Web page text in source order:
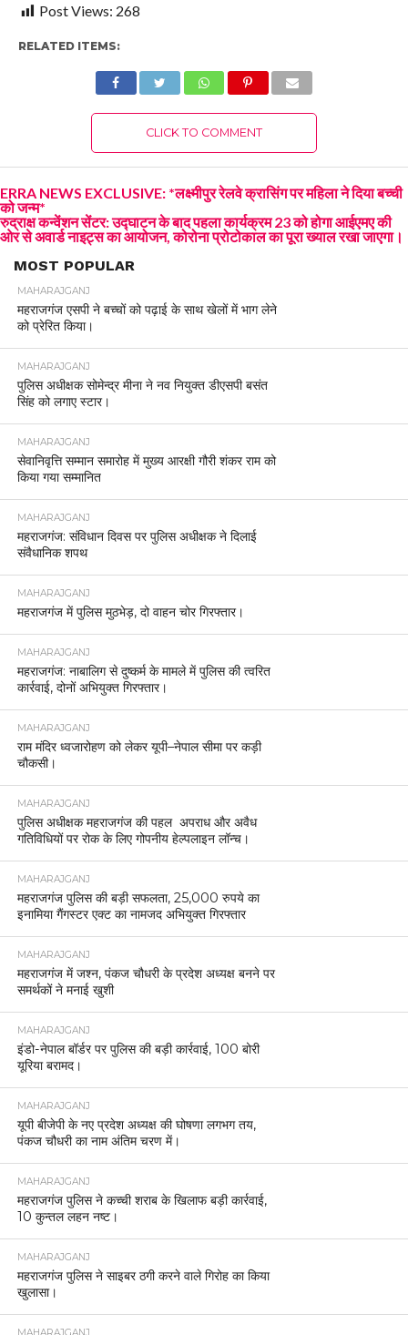
Post Views: 268
RELATED ITEMS:
CLICK TO COMMENT
ERRA NEWS EXCLUSIVE: *लक्ष्मीपुर रेलवे क्रासिंग पर महिला ने दिया बच्ची
को जन्म*
रुद्राक्ष कन्वेंशन सेंटर: उद्घाटन के बाद पहला कार्यक्रम 23 को होगा आईएमए की
ओर से अवार्ड नाइट्स का आयोजन, कोरोना प्रोटोकाल का पूरा ख्याल रखा जाएगा।
MOST POPULAR
MAHARAJGANJ
महराजगंज एसपी ने बच्चों को पढ़ाई के साथ खेलों में भाग लेने
को प्रेरित किया।
MAHARAJGANJ
पुलिस अधीक्षक सोमेन्द्र मीना ने नव नियुक्त डीएसपी बसंत
सिंह को लगाए स्टार।
MAHARAJGANJ
सेवानिवृत्ति सम्मान समारोह में मुख्य आरक्षी गौरी शंकर राम को
किया गया सम्मानित
MAHARAJGANJ
महराजगंज: संविधान दिवस पर पुलिस अधीक्षक ने दिलाई
संवैधानिक शपथ
MAHARAJGANJ
महराजगंज में पुलिस मुठभेड़, दो वाहन चोर गिरफ्तार।
MAHARAJGANJ
महराजगंज: नाबालिग से दुष्कर्म के मामले में पुलिस की त्वरित
कार्रवाई, दोनों अभियुक्त गिरफ्तार।
MAHARAJGANJ
राम मंदिर ध्वजारोहण को लेकर यूपी–नेपाल सीमा पर कड़ी
चौकसी।
MAHARAJGANJ
पुलिस अधीक्षक महराजगंज की पहल अपराध और अवैध
गतिविधियों पर रोक के लिए गोपनीय हेल्पलाइन लॉन्च।
MAHARAJGANJ
महराजगंज पुलिस की बड़ी सफलता, 25,000 रुपये का
इनामिया गैंगस्टर एक्ट का नामजद अभियुक्त गिरफ्तार
MAHARAJGANJ
महराजगंज में जश्न, पंकज चौधरी के प्रदेश अध्यक्ष बनने पर
समर्थकों ने मनाई खुशी
MAHARAJGANJ
इंडो-नेपाल बॉर्डर पर पुलिस की बड़ी कार्रवाई, 100 बोरी
यूरिया बरामद।
MAHARAJGANJ
यूपी बीजेपी के नए प्रदेश अध्यक्ष की घोषणा लगभग तय,
पंकज चौधरी का नाम अंतिम चरण में।
MAHARAJGANJ
महराजगंज पुलिस ने कच्ची शराब के खिलाफ बड़ी कार्रवाई,
10 कुन्तल लहन नष्ट।
MAHARAJGANJ
महराजगंज पुलिस ने साइबर ठगी करने वाले गिरोह का किया
खुलासा।
MAHARAJGANJ